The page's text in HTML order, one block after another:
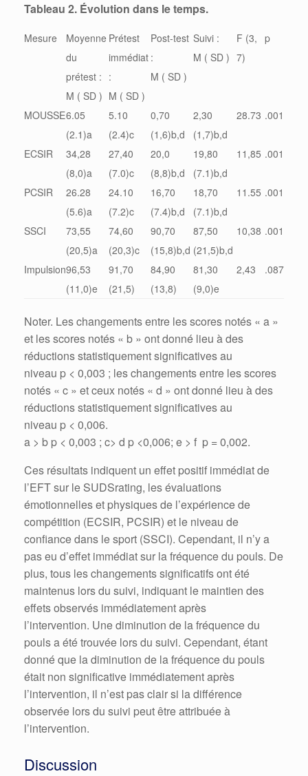
Tableau 2. Évolution dans le temps.
Mesure
Moyenne
du
prétest :
M ( SD )
Prétest
immédiat
:
M ( SD )
Post-test
:
M ( SD )
Suivi :
M ( SD )
F (3,
7)
p
MOUSSE6.05
(2.1)a
5.10
(2.4)c
0,70
(1,6)b,d
2,30
(1,7)b,d
28.73 .001
ECSIR
34,28
(8,0)a
27,40
(7.0)c
20,0
(8,8)b,d
19,80
(7.1)b,d
11,85 .001
PCSIR
26.28
(5.6)a
24.10
(7.2)c
16,70
(7.4)b,d
18,70
(7.1)b,d
11.55 .001
SSCI
73,55
(20,5)a
74,60
(20,3)c
90,70
(15,8)b,d
87,50
(21,5)b,d
10,38 .001
Impulsion96,53
(11,0)e
91,70
(21,5)
84,90
(13,8)
81,30
(9,0)e
2,43 .087
Noter. Les changements entre les scores notés « a »
et les scores notés « b » ont donné lieu à des
réductions statistiquement significatives au
niveau p < 0,003 ; les changements entre les scores
notés « c » et ceux notés « d » ont donné lieu à des
réductions statistiquement significatives au
niveau p < 0,006.
a > b p < 0,003 ; c> d p <0,006; e > f p = 0,002.
Ces résultats indiquent un effet positif immédiat de
l’EFT sur le SUDSrating, les évaluations
émotionnelles et physiques de l’expérience de
compétition (ECSIR, PCSIR) et le niveau de
confiance dans le sport (SSCI). Cependant, il n’y a
pas eu d’effet immédiat sur la fréquence du pouls. De
plus, tous les changements significatifs ont été
maintenus lors du suivi, indiquant le maintien des
effets observés immédiatement après
l’intervention. Une diminution de la fréquence du
pouls a été trouvée lors du suivi. Cependant, étant
donné que la diminution de la fréquence du pouls
était non significative immédiatement après
l’intervention, il n’est pas clair si la différence
observée lors du suivi peut être attribuée à
l’intervention.
Discussion